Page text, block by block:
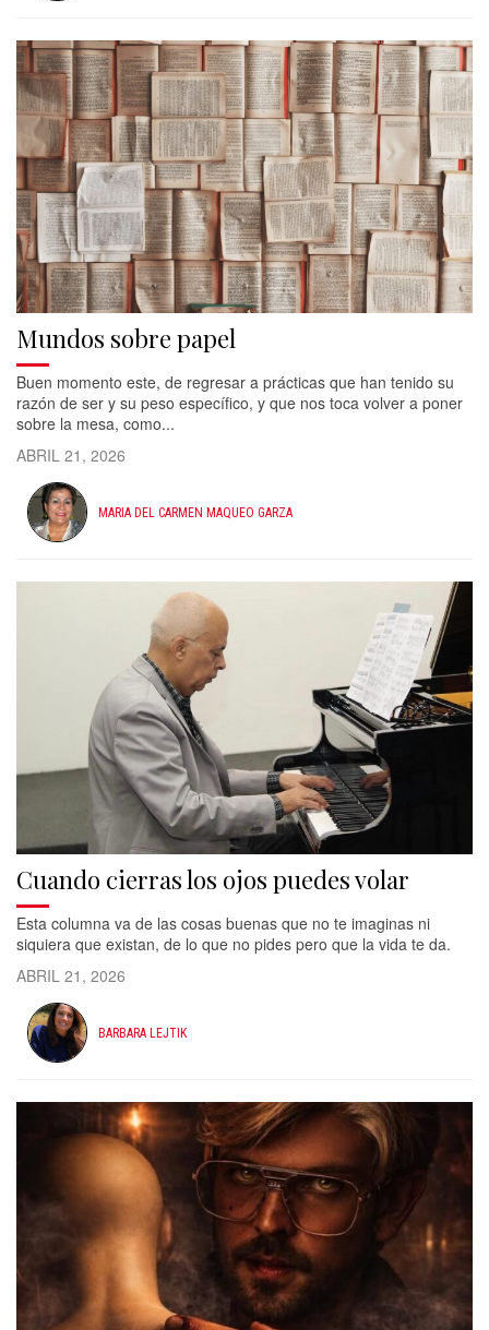
Mundos sobre papel
Buen momento este, de regresar a prácticas que han tenido su
razón de ser y su peso específico, y que nos toca volver a poner
sobre la mesa, como...
ABRIL 21, 2026
MARIA DEL CARMEN MAQUEO GARZA
Cuando cierras los ojos puedes volar
Esta columna va de las cosas buenas que no te imaginas ni
siquiera que existan, de lo que no pides pero que la vida te da.
ABRIL 21, 2026
BARBARA LEJTIK